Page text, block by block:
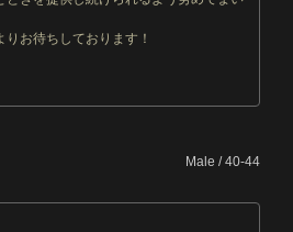
りお待ちしております！
Male / 40-44